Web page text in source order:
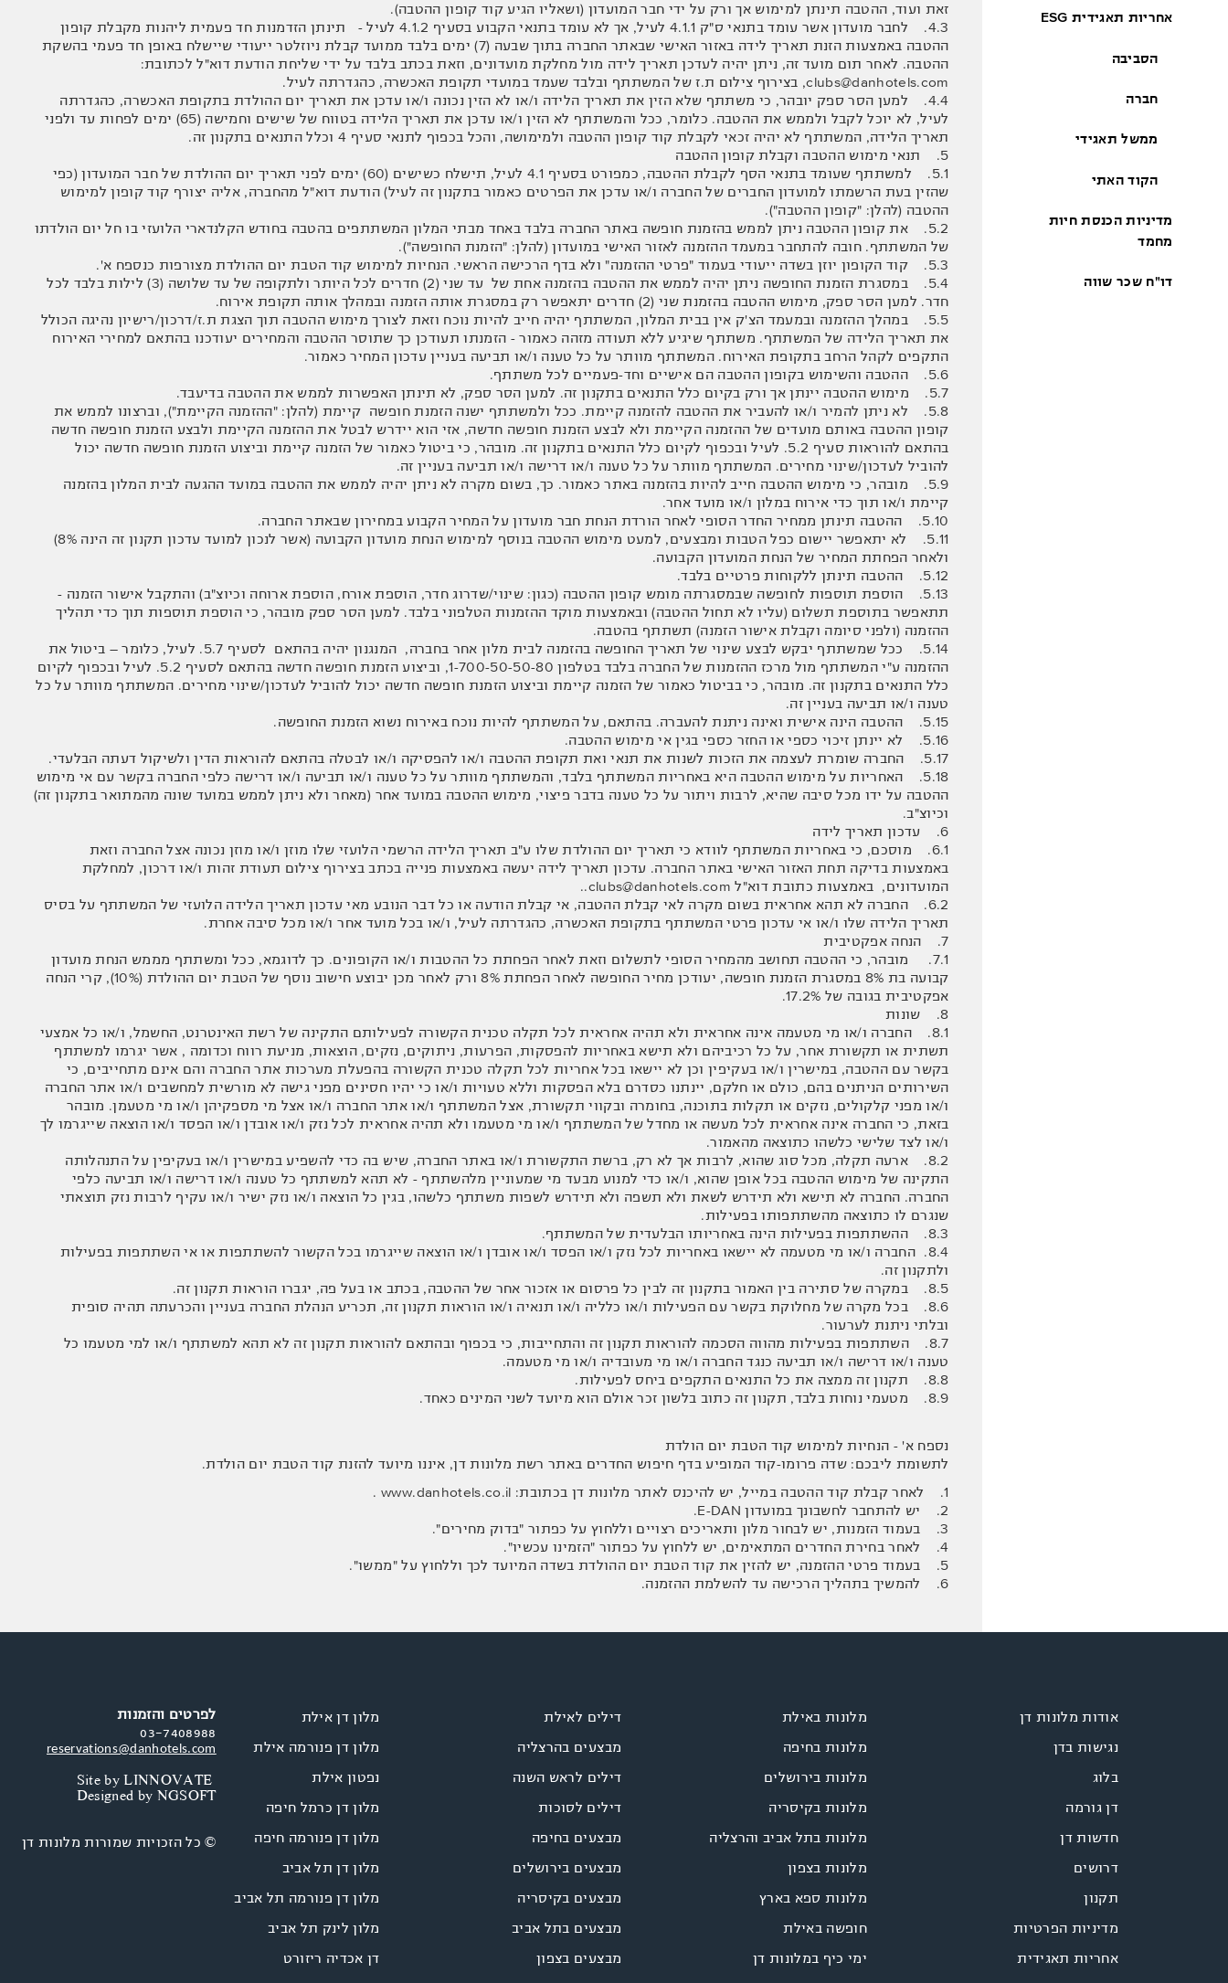
אחריות תאגידית ESG
הסביבה
חברה
ממשל תאגידי
הקוד האתי
מדיניות הכנסת חיות
מחמד
דו"ח שכר שווה
זאת ועוד, ההטבה תינתן למימוש אך ורק על ידי חבר המועדון (ושאליו הגיע קוד קופון ההטבה).
4.3. לחבר מועדון אשר עומד בתנאי ס"ק 4.1.1 לעיל, אך לא עומד בתנאי הקבוע בסעיף 4.1.2 לעיל - תינתן הזדמנות חד פעמית ליהנות מקבלת קופון
ההטבה באמצעות הזנת תאריך לידה באזור האישי שבאתר החברה בתוך שבעה (7) ימים בלבד ממועד קבלת ניוזלטר ייעודי שיישלח באופן חד פעמי בהשקת
ההטבה. לאחר תום מועד זה, ניתן יהיה לעדכן תאריך לידה מול מחלקת מועדונים, וזאת בכתב בלבד על ידי שליחת הודעת דוא"ל לכתובת:
clubs@danhotels.com, בצירוף צילום ת.ז של המשתתף ובלבד שעמד במועדי תקופת האכשרה, כהגדרתה לעיל.
4.4. למען הסר ספק יובהר, כי משתתף שלא הזין את תאריך הלידה ו/או לא הזין נכונה ו/או עדכן את תאריך יום ההולדת בתקופת האכשרה, כהגדרתה
לעיל, לא יוכל לקבל ולממש את ההטבה. כלומר, ככל והמשתתף לא הזין ו/או עדכן את תאריך הלידה בטווח של שישים וחמישה (65) ימים לפחות עד ולפני
תאריך הלידה, המשתתף לא יהיה זכאי לקבלת קוד קופון ההטבה ולמימושה, והכל בכפוף לתנאי סעיף 4 וכלל התנאים בתקנון זה.
5. תנאי מימוש ההטבה וקבלת קופון ההטבה
5.1. למשתתף שעומד בתנאי הסף לקבלת ההטבה, כמפורט בסעיף 4.1 לעיל, תישלח כשישים (60) ימים לפני תאריך יום ההולדת של חבר המועדון (כפי
שהזין בעת הרשמתו למועדון החברים של החברה ו/או עדכן את הפרטים כאמור בתקנון זה לעיל) הודעת דוא"ל מהחברה, אליה יצורף קוד קופון למימוש
ההטבה (להלן: "קופון ההטבה").
5.2. את קופון ההטבה ניתן לממש בהזמנת חופשה באתר החברה בלבד באחד מבתי המלון המשתתפים בהטבה בחודש הקלנדארי הלועזי בו חל יום הולדתו
של המשתתף. חובה להתחבר במעמד ההזמנה לאזור האישי במועדון (להלן: "הזמנת החופשה").
5.3. קוד הקופון יוזן בשדה ייעודי בעמוד "פרטי ההזמנה" ולא בדף הרכישה הראשי. הנחיות למימוש קוד הטבת יום ההולדת מצורפות כנספח א'.
5.4. במסגרת הזמנת החופשה ניתן יהיה לממש את ההטבה בהזמנה אחת של עד שני (2) חדרים לכל היותר ולתקופה של עד שלושה (3) לילות בלבד לכל
חדר. למען הסר ספק, מימוש ההטבה בהזמנת שני (2) חדרים יתאפשר רק במסגרת אותה הזמנה ובמהלך אותה תקופת אירוח.
5.5. במהלך ההזמנה ובמעמד הצ'ק אין בבית המלון, המשתתף יהיה חייב להיות נוכח וזאת לצורך מימוש ההטבה תוך הצגת ת.ז/דרכון/רישיון נהיגה הכולל
את תאריך הלידה של המשתתף. משתתף שיגיע ללא תעודה מזהה כאמור - הזמנתו תעודכן כך שתוסר ההטבה והמחירים יעודכנו בהתאם למחירי האירוח
התקפים לקהל הרחב בתקופת האירוח. המשתתף מוותר על כל טענה ו/או תביעה בעניין עדכון המחיר כאמור.
5.6. ההטבה והשימוש בקופון ההטבה הם אישיים וחד-פעמיים לכל משתתף.
5.7. מימוש ההטבה יינתן אך ורק בקיום כלל התנאים בתקנון זה. למען הסר ספק, לא תינתן האפשרות לממש את ההטבה בדיעבד.
5.8. לא ניתן להמיר ו/או להעביר את ההטבה להזמנה קיימת. ככל ולמשתתף ישנה הזמנת חופשה קיימת (להלן: "ההזמנה הקיימת"), וברצונו לממש את
קופון ההטבה באותם מועדים של ההזמנה הקיימת ולא לבצע הזמנת חופשה חדשה, אזי הוא יידרש לבטל את ההזמנה הקיימת ולבצע הזמנת חופשה חדשה
בהתאם להוראות סעיף 5.2. לעיל ובכפוף לקיום כלל התנאים בתקנון זה. מובהר, כי ביטול כאמור של הזמנה קיימת וביצוע הזמנת חופשה חדשה יכול
להוביל לעדכון/שינוי מחירים. המשתתף מוותר על כל טענה ו/או דרישה ו/או תביעה בעניין זה.
5.9. מובהר, כי מימוש ההטבה חייב להיות בהזמנה באתר כאמור. כך, בשום מקרה לא ניתן יהיה לממש את ההטבה במועד ההגעה לבית המלון בהזמנה
קיימת ו/או תוך כדי אירוח במלון ו/או מועד אחר.
5.10. ההטבה תינתן ממחיר החדר הסופי לאחר הורדת הנחת חבר מועדון על המחיר הקבוע במחירון שבאתר החברה.
5.11. לא יתאפשר יישום כפל הטבות ומבצעים, למעט מימוש ההטבה בנוסף למימוש הנחת מועדון הקבועה (אשר לנכון למועד עדכון תקנון זה הינה 8%)
ולאחר הפחתת המחיר של הנחת המועדון הקבועה.
5.12. ההטבה תינתן ללקוחות פרטיים בלבד.
5.13. הוספת תוספות לחופשה שבמסגרתה מומש קופון ההטבה (כגון: שינוי/שדרוג חדר, הוספת אורח, הוספת ארוחה וכיוצ"ב) והתקבל אישור הזמנה -
תתאפשר בתוספת תשלום (עליו לא תחול ההטבה) ובאמצעות מוקד ההזמנות הטלפוני בלבד. למען הסר ספק מובהר, כי הוספת תוספות תוך כדי תהליך
ההזמנה (ולפני סיומה וקבלת אישור הזמנה) תשתתף בהטבה.
5.14. ככל שמשתתף יבקש לבצע שינוי של תאריך החופשה בהזמנה לבית מלון אחר בחברה, המנגנון יהיה בהתאם לסעיף 5.7. לעיל, כלומר – ביטול את
ההזמנה ע"י המשתתף מול מרכז ההזמנות של החברה בלבד בטלפון 1-700-50-50-80, וביצוע הזמנת חופשה חדשה בהתאם לסעיף 5.2. לעיל ובכפוף לקיום
כלל התנאים בתקנון זה. מובהר, כי בביטול כאמור של הזמנה קיימת וביצוע הזמנת חופשה חדשה יכול להוביל לעדכון/שינוי מחירים. המשתתף מוותר על כל
טענה ו/או תביעה בעניין זה.
5.15. ההטבה הינה אישית ואינה ניתנת להעברה. בהתאם, על המשתתף להיות נוכח באירוח נשוא הזמנת החופשה.
5.16. לא יינתן זיכוי כספי או החזר כספי בגין אי מימוש ההטבה.
5.17. החברה שומרת לעצמה את הזכות לשנות את תנאי ואת תקופת ההטבה ו/או להפסיקה ו/או לבטלה בהתאם להוראות הדין ולשיקול דעתה הבלעדי.
5.18. האחריות על מימוש ההטבה היא באחריות המשתתף בלבד, והמשתתף מוותר על כל טענה ו/או תביעה ו/או דרישה כלפי החברה בקשר עם אי מימוש
ההטבה על ידו מכל סיבה שהיא, לרבות ויתור על כל טענה בדבר פיצוי, מימוש ההטבה במועד אחר (מאחר ולא ניתן לממש במועד שונה מהמתואר בתקנון זה)
וכיוצ"ב.
6. עדכון תאריך לידה
6.1. מוסכם, כי באחריות המשתתף לוודא כי תאריך יום ההולדת שלו ע"ב תאריך הלידה הרשמי הלועזי שלו מוזן ו/או מוזן נכונה אצל החברה וזאת
באמצעות בדיקה תחת האזור האישי באתר החברה. עדכון תאריך לידה יעשה באמצעות פנייה בכתב בצירוף צילום תעודת זהות ו/או דרכון, למחלקת
המועדונים, באמצעות כתובת דוא"ל clubs@danhotels.com..
6.2. החברה לא תהא אחראית בשום מקרה לאי קבלת ההטבה, אי קבלת הודעה או כל דבר הנובע מאי עדכון תאריך הלידה הלועזי של המשתתף על בסיס
תאריך הלידה שלו ו/או אי עדכון פרטי המשתתף בתקופת האכשרה, כהגדרתה לעיל, ו/או בכל מועד אחר ו/או מכל סיבה אחרת.
7. הנחה אפקטיבית
7.1. מובהר, כי ההטבה תחושב מהמחיר הסופי לתשלום וזאת לאחר הפחתת כל ההטבות ו/או הקופונים. כך לדוגמא, ככל ומשתתף מממש הנחת מועדון
קבועה בת 8% במסגרת הזמנת חופשה, יעודכן מחיר החופשה לאחר הפחתת 8% ורק לאחר מכן יבוצע חישוב נוסף של הטבת יום ההולדת (10%), קרי הנחה
אפקטיבית בגובה של 17.2%.
8. שונות
8.1. החברה ו/או מי מטעמה אינה אחראית ולא תהיה אחראית לכל תקלה טכנית הקשורה לפעילותם התקינה של רשת האינטרנט, החשמל, ו/או כל אמצעי
תשתית או תקשורת אחר, על כל רכיביהם ולא תישא באחריות להפסקות, הפרעות, ניתוקים, נזקים, הוצאות, מניעת רווח וכדומה , אשר יגרמו למשתתף
בקשר עם ההטבה, במישרין ו/או בעקיפין וכן לא יישאו בכל אחריות לכל תקלה טכנית הקשורה בהפעלת מערכות אתר החברה והם אינם מתחייבים, כי
השירותים הניתנים בהם, כולם או חלקם, יינתנו כסדרם בלא הפסקות וללא טעויות ו/או כי יהיו חסינים מפני גישה לא מורשית למחשבים ו/או אתר החברה
ו/או מפני קלקולים, נזקים או תקלות בתוכנה, בחומרה ובקווי תקשורת, אצל המשתתף ו/או אתר החברה ו/או אצל מי מספקיהן ו/או מי מטעמן. מובהר
בזאת, כי החברה אינה אחראית לכל מעשה או מחדל של המשתתף ו/או מי מטעמו ולא תהיה אחראית לכל נזק ו/או אובדן ו/או הפסד ו/או הוצאה שייגרמו לך
ו/או לצד שלישי כלשהו כתוצאה מהאמור.
8.2. ארעה תקלה, מכל סוג שהוא, לרבות אך לא רק, ברשת התקשורת ו/או באתר החברה, שיש בה כדי להשפיע במישרין ו/או בעקיפין על התנהלותה
התקינה של מימוש ההטבה בכל אופן שהוא, ו/או כדי למנוע מבעד מי שמעוניין מלהשתתף - לא תהא למשתתף כל טענה ו/או דרישה ו/או תביעה כלפי
החברה. החברה לא תישא ולא תידרש לשאת ולא תשפה ולא תידרש לשפות משתתף כלשהו, בגין כל הוצאה ו/או נזק ישיר ו/או עקיף לרבות נזק תוצאתי
שנגרם לו כתוצאה מהשתתפותו בפעילות.
8.3. ההשתתפות בפעילות הינה באחריותו הבלעדית של המשתתף.
8.4. החברה ו/או מי מטעמה לא יישאו באחריות לכל נזק ו/או הפסד ו/או אובדן ו/או הוצאה שייגרמו בכל הקשור להשתתפות או אי השתתפות בפעילות
ולתקנון זה.
8.5. במקרה של סתירה בין האמור בתקנון זה לבין כל פרסום או אזכור אחר של ההטבה, בכתב או בעל פה, יגברו הוראות תקנון זה.
8.6. בכל מקרה של מחלוקת בקשר עם הפעילות ו/או כלליה ו/או תנאיה ו/או הוראות תקנון זה, תכריע הנהלת החברה בעניין והכרעתה תהיה סופית
ובלתי ניתנת לערעור.
8.7. השתתפות בפעילות מהווה הסכמה להוראות תקנון זה והתחייבות, כי בכפוף ובהתאם להוראות תקנון זה לא תהא למשתתף ו/או למי מטעמו כל
טענה ו/או דרישה ו/או תביעה כנגד החברה ו/או מי מעובדיה ו/או מי מטעמה.
8.8. תקנון זה ממצה את כל התנאים התקפים ביחס לפעילות.
8.9. מטעמי נוחות בלבד, תקנון זה כתוב בלשון זכר אולם הוא מיועד לשני המינים כאחד.
נספח א' - הנחיות למימוש קוד הטבת יום הולדת
לתשומת ליבכם: שדה פרומו-קוד המופיע בדף חיפוש החדרים באתר רשת מלונות דן, איננו מיועד להזנת קוד הטבת יום הולדת.
1. לאחר קבלת קוד ההטבה במייל, יש להיכנס לאתר מלונות דן בכתובת: www.danhotels.co.il .
2. יש להתחבר לחשבונך במועדון E-DAN.
3. בעמוד הזמנות, יש לבחור מלון ותאריכים רצויים וללחוץ על כפתור "בדוק מחירים".
4. לאחר בחירת החדרים המתאימים, יש ללחוץ על כפתור "הזמינו עכשיו".
5. בעמוד פרטי ההזמנה, יש להזין את קוד הטבת יום ההולדת בשדה המיועד לכך וללחוץ על "ממשו".
6. להמשיך בתהליך הרכישה עד להשלמת ההזמנה.
אודות מלונות דן
נגישות בדן
בלוג
דן גורמה
חדשות דן
דרושים
תקנון
מדיניות הפרטיות
אחריות תאגידית
מלונות באילת
מלונות בחיפה
מלונות בירושלים
מלונות בקיסריה
מלונות בתל אביב והרצליה
מלונות בצפון
מלונות ספא בארץ
חופשה באילת
ימי כיף במלונות דן
דילים לאילת
מבצעים בהרצליה
דילים לראש השנה
דילים לסוכות
מבצעים בחיפה
מבצעים בירושלים
מבצעים בקיסריה
מבצעים בתל אביב
מבצעים בצפון
מלון דן אילת
מלון דן פנורמה אילת
נפטון אילת
מלון דן כרמל חיפה
מלון דן פנורמה חיפה
מלון דן תל אביב
מלון דן פנורמה תל אביב
מלון לינק תל אביב
דן אכדיה ריזורט
לפרטים והזמנות
03-7408988
reservations@danhotels.com
Site byLINNOVATE
Designed by NGSOFT
© כל הזכויות שמורות מלונות דן